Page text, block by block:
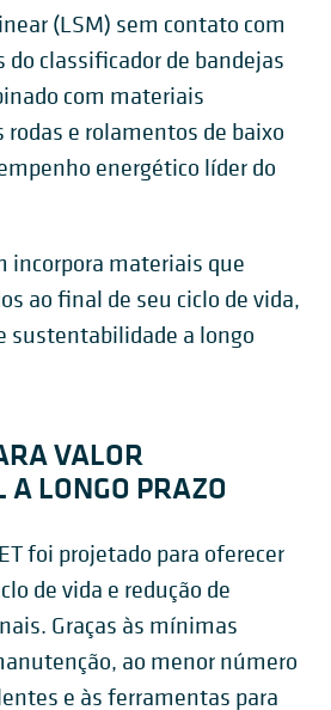
(LSM) sem contato com
classificador de bandejas
com materiais
e rolamentos de baixo
energético líder do
incorpora materiais que
ao final de seu ciclo de vida,
sustentabilidade a longo
VALOR
A LONGO PRAZO
foi projetado para oferecer
de vida e redução de
Graças às mínimas
ao menor número
e às ferramentas para